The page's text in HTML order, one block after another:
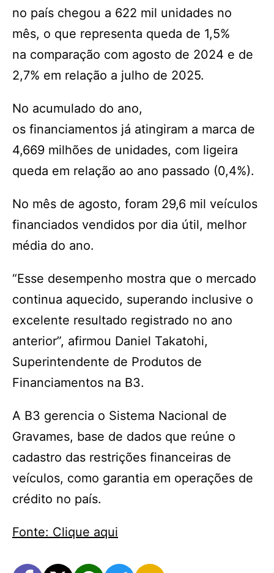
no país chegou a 622 mil unidades no
mês, o que representa queda de 1,5%
na comparação com agosto de 2024 e de
2,7% em relação a julho de 2025.
No acumulado do ano,
os financiamentos já atingiram a marca de
4,669 milhões de unidades, com ligeira
queda em relação ao ano passado (0,4%).
No mês de agosto, foram 29,6 mil veículos
financiados vendidos por dia útil, melhor
média do ano.
“Esse desempenho mostra que o mercado
continua aquecido, superando inclusive o
excelente resultado registrado no ano
anterior”, afirmou Daniel Takatohi,
Superintendente de Produtos de
Financiamentos na B3.
A B3 gerencia o Sistema Nacional de
Gravames, base de dados que reúne o
cadastro das restrições financeiras de
veículos, como garantia em operações de
crédito no país.
Fonte: Clique aqui